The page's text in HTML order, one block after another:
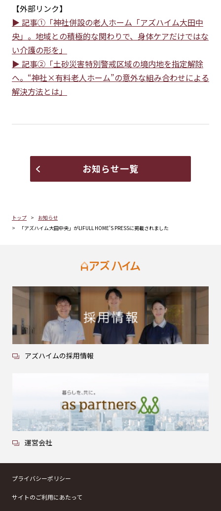
トップ
お知らせ
「アズハイム大田中央」がLIFULL HOME’S PRESSに掲載されました
【外部リンク】
▶︎ 記事①「神社併設の老人ホーム「アズハイム大田中
央」。地域との積極的な関わりで、身体ケアだけではな
い介護の形を」
▶︎ 記事②「土砂災害特別警戒区域の境内地を指定解除
へ。“神社×有料老人ホーム”の意外な組み合わせによる
解決方法とは」
お知らせ一覧
アズハイムの採用情報
運営会社
プライバシーポリシー
サイトのご利用にあたって